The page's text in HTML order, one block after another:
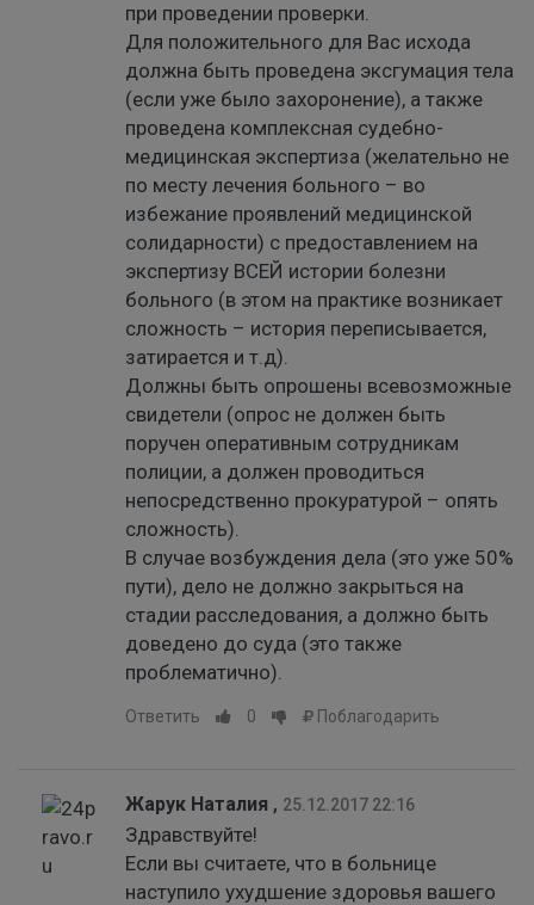
при проведении проверки.
Для положительного для Вас исхода
должна быть проведена эксгумация тела
(если уже было захоронение), а также
проведена комплексная судебно-
медицинская экспертиза (желательно не
по месту лечения больного – во
избежание проявлений медицинской
солидарности) с предоставлением на
экспертизу ВСЕЙ истории болезни
больного (в этом на практике возникает
сложность – история переписывается,
затирается и т.д).
Должны быть опрошены всевозможные
свидетели (опрос не должен быть
поручен оперативным сотрудникам
полиции, а должен проводиться
непосредственно прокуратурой – опять
сложность).
В случае возбуждения дела (это уже 50%
пути), дело не должно закрыться на
стадии расследования, а должно быть
доведено до суда (это также
проблематично).
Ответить 0 Поблагодарить
Жарук Наталия , 25.12.2017 22:16
Здравствуйте!
Если вы считаете, что в больнице
наступило ухудшение здоровья вашего